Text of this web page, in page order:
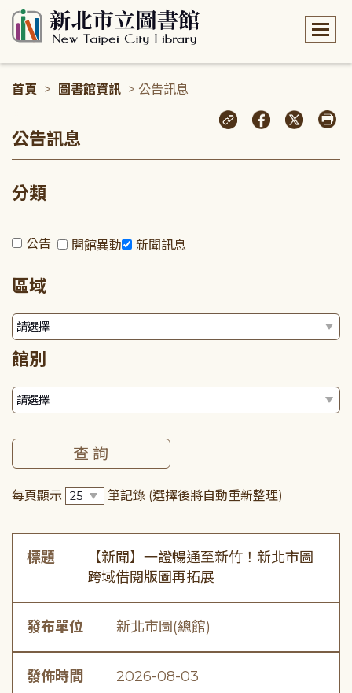
首頁 > 圖書館資訊 > 公告訊息
公告訊息
分類
公告 開館異動 新聞訊息
區域
館別
每頁顯示 筆記錄 (選擇後將自動重新整理)
標題
【新聞】一證暢通至新竹！新北市圖
跨域借閱版圖再拓展
發布單位 新北市圖(總館)
發佈時間 2026-08-03